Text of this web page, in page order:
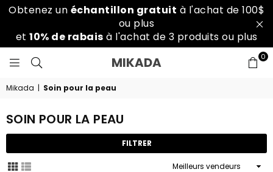
Obtenez un échantillon gratuit à l'achat de 100$
ou plus
et 10% de rabais à l'achat de 3 produits ou plus
MIKADAMIKADA 0
Mikada | Soin pour la peau
SOIN POUR LA PEAU
FILTRER
Appliquer